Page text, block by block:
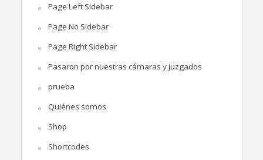
Page Left Sidebar
Page No Sidebar
Page Right Sidebar
Pasaron por nuestras cámaras y juzgados
prueba
Quiénes somos
Shop
Shortcodes